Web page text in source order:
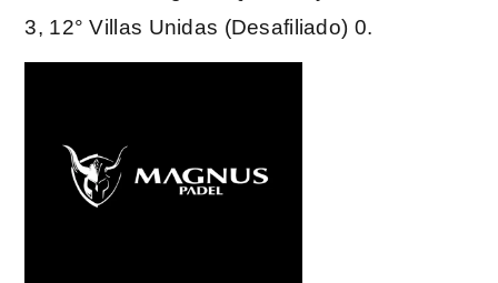
3, 12° Villas Unidas (Desafiliado) 0.